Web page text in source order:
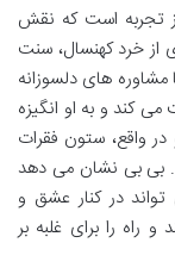
تجربه است که نقش
از خرد کهنسال، سنت
های دلسوزانه
کند و به او انگیزه
واقع، ستون فقرات
بی بی نشان می دهد
در کنار عشق و
را برای غلبه بر